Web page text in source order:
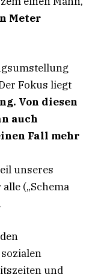
Meter
Fokus liegt
Von diesen
auch
Fall mehr
unseres
(„Schema
und